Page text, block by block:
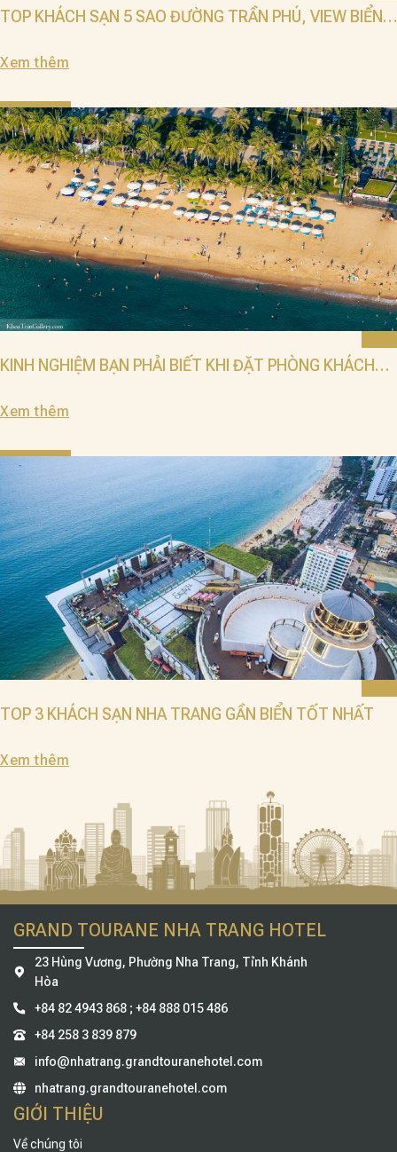
TOP KHÁCH SẠN 5 SAO ĐƯỜNG TRẦN PHÚ, VIEW BIỂN
Xem thêm
KINH NGHIỆM BẠN PHẢI BIẾT KHI ĐẶT PHÒNG KHÁCH
Xem thêm
TOP 3 KHÁCH SẠN NHA TRANG GẦN BIỂN TỐT NHẤT
Xem thêm
GRAND TOURANE NHA TRANG HOTEL
23 ​​Hùng Vương, Phường Nha Trang, Tỉnh Khánh
Hòa
+84 82 4943 868 ; +84 888 015 486
+84 258 3 839 879
info@nhatrang.grandtouranehotel.com
nhatrang.grandtouranehotel.com
GIỚI THIỆU
Về chúng tôi